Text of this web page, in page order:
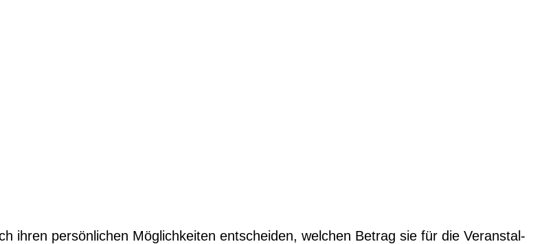
ihren per­sön­lichen Möglichkeit­en entschei­den, welchen Betrag sie für die Ver­anstal­